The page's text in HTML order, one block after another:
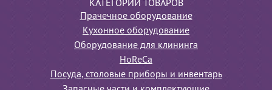
КАТЕГОРИИ ТОВАРОВ
Прачечное оборудование
Кухонное оборудование
Оборудование для клининга
HoReCa
Посуда, столовые приборы и инвентарь